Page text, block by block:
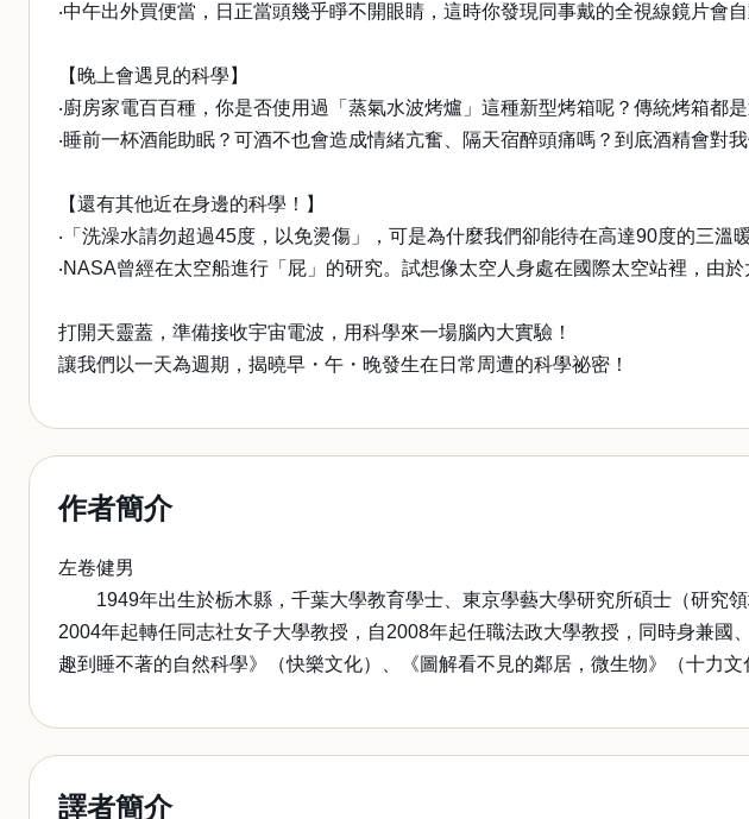
‧中午出外買便當，日正當頭幾乎睜不開眼睛，這時你發現同事戴的全視線鏡片會
【晚上會遇見的科學】
‧廚房家電百百種，你是否使用過「蒸氣水波烤爐」這種新型烤箱呢？傳統烤箱都
‧睡前一杯酒能助眠？可酒不也會造成情緒亢奮、隔天宿醉頭痛嗎？到底酒精會對
【還有其他近在身邊的科學！】
‧「洗澡水請勿超過45度，以免燙傷」，可是為什麼我們卻能待在高達90度的三溫
‧NASA曾經在太空船進行「屁」的研究。試想像太空人身處在國際太空站裡，由
打開天靈蓋，準備接收宇宙電波，用科學來一場腦內大實驗！
讓我們以一天為週期，揭曉早・午・晚發生在日常周遭的科學祕密！
作者簡介
左卷健男
1949年出生於栃木縣，千葉大學教育學士、東京學藝大學研究所碩士（研究領
2004年起轉任同志社女子大學教授，自2008年起任職法政大學教授，同時身兼
趣到睡不著的自然科學》（快樂文化）、《圖解看不見的鄰居，微生物》（十力文
譯者簡介